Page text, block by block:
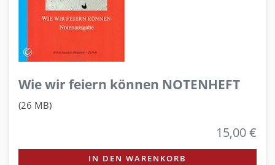
Wie wir feiern können NOTENHEFT
(26 MB)
15,00 €
IN DEN WARENKORB